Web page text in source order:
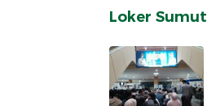
Loker Sumut